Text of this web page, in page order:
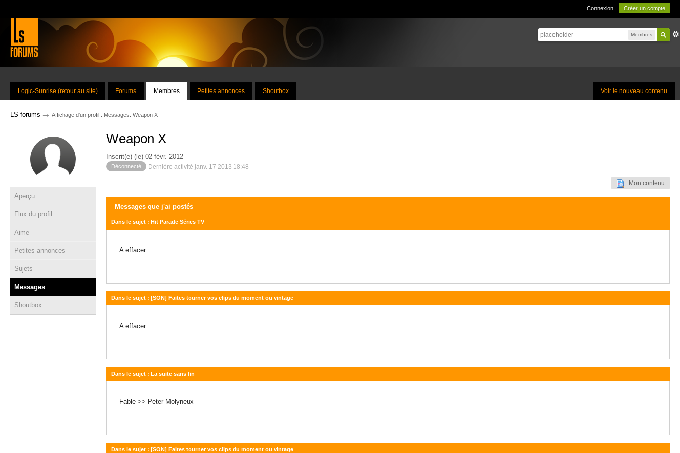
Connexion Créer un compte
Membres
Voir le nouveau contenu
Logic-Sunrise (retour au site) Forums Membres Petites annonces Shoutbox
LS forums → Affichage d'un profil : Messages: Weapon X
Aperçu
Flux du profil
Aime
Petites annonces
Sujets
Messages
Shoutbox
Weapon X
Inscrit(e) (le) 02 févr. 2012
Déconnecté Dernière activité janv. 17 2013 18:48
Mon contenu
Messages que j'ai postés
Dans le sujet : Hit Parade Séries TV
A effacer.
Dans le sujet : [SON] Faites tourner vos clips du moment ou vintage
A effacer.
Dans le sujet : La suite sans fin
Fable >> Peter Molyneux
Dans le sujet : [SON] Faites tourner vos clips du moment ou vintage